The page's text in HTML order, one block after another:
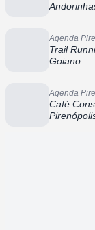
Agenda
Trail
Goiano
Agenda
Café